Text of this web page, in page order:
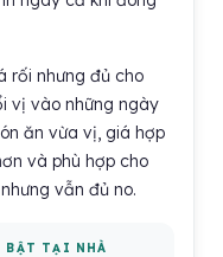
rối nhưng đủ cho
vị vào những ngày
ăn vừa vị, giá hợp
và phù hợp cho
vẫn đủ no.
BẬT TẠI NHÀ